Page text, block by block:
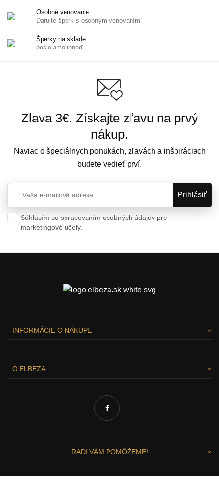
Osobné venovanie
Darujte šperk s osobným venovaním
Šperky na sklade
posielame ihneď
Zlava 3€. Získajte zľavu na prvý
nákup.
Naviac o špeciálnych ponukách, zľavách a inšpiráciach
budete vedieť prví.
Súhlasím so spracovaním osobných údajov pre
marketingové účely.
INFORMÁCIE O NÁKUPE
O ELBEZA
RADI VÁM POMÔŽEME!